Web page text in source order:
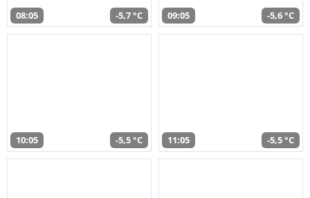
08:05 -5,7 °C 09:05 -5,6 °C
10:05 -5,5 °C 11:05 -5,5 °C